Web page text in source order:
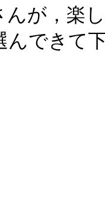
んが，楽
んできて